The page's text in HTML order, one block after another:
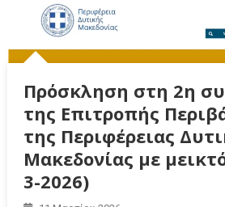
Πρόσκληση στη 2η
της Επιτροπής
της Περιφέρειας
Μακεδονίας με
3-2026)